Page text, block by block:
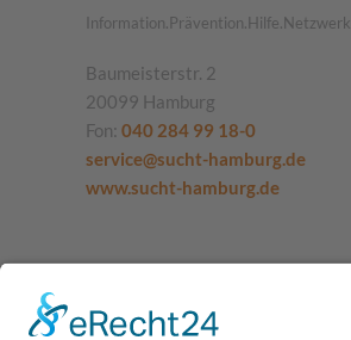
Information.Prävention.Hilfe.Netzwerk.
Baumeisterstr. 2
20099 Hamburg
Fon: 040 284 99 18-0
service@sucht-hamburg.de
www.sucht-hamburg.de